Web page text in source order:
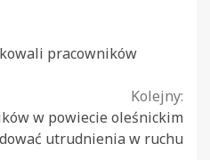
pracowników
Kolejny:
w powiecie oleśnickim
utrudnienia w ruchu